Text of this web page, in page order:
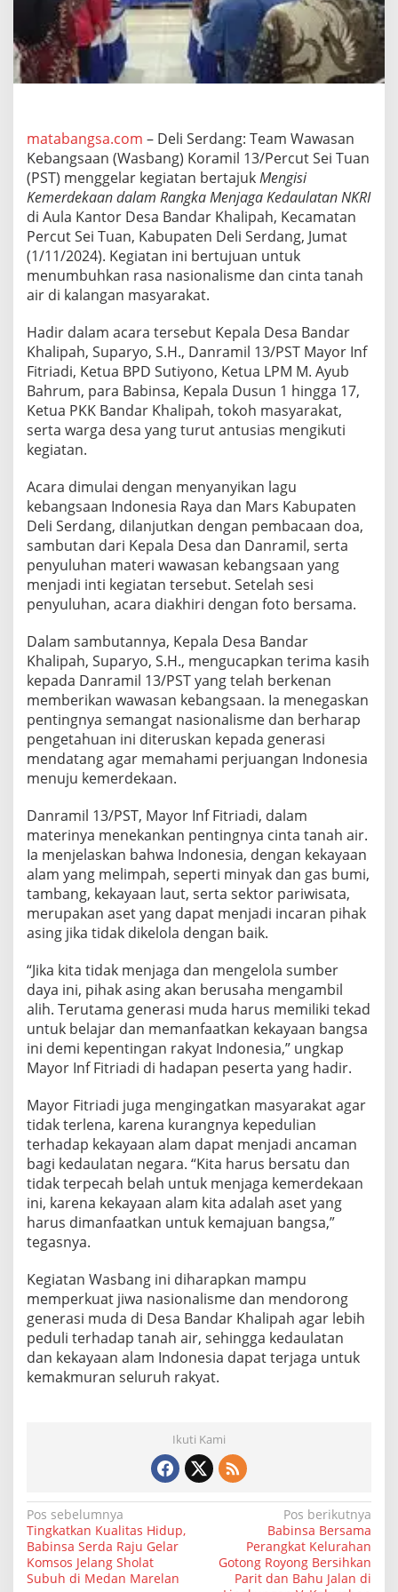
3
G
a
r
K
e
g
i
a
t
a
n
W
w
s
a
n
K
e
b
g
s
a
a
n
d
i
D
a
B
a
n
a
r
K
h
l
i
p
a
h
matabangsa.com – Deli Serdang: Team Wawasan
Kebangsaan (Wasbang) Koramil 13/Percut Sei Tuan
(PST) menggelar kegiatan bertajukMengisi
Kemerdekaan dalam Rangka Menjaga Kedaulatan NKRI
di Aula Kantor Desa Bandar Khalipah, Kecamatan
Percut Sei Tuan, Kabupaten Deli Serdang, Jumat
(1/11/2024). Kegiatan ini bertujuan untuk
menumbuhkan rasa nasionalisme dan cinta tanah
air di kalangan masyarakat.
Hadir dalam acara tersebut Kepala Desa Bandar
Khalipah, Suparyo, S.H., Danramil 13/PST Mayor Inf
Fitriadi, Ketua BPD Sutiyono, Ketua LPM M. Ayub
Bahrum, para Babinsa, Kepala Dusun 1 hingga 17,
Ketua PKK Bandar Khalipah, tokoh masyarakat,
serta warga desa yang turut antusias mengikuti
kegiatan.
Acara dimulai dengan menyanyikan lagu
kebangsaan Indonesia Raya dan Mars Kabupaten
Deli Serdang, dilanjutkan dengan pembacaan doa,
sambutan dari Kepala Desa dan Danramil, serta
penyuluhan materi wawasan kebangsaan yang
menjadi inti kegiatan tersebut. Setelah sesi
penyuluhan, acara diakhiri dengan foto bersama.
Dalam sambutannya, Kepala Desa Bandar
Khalipah, Suparyo, S.H., mengucapkan terima kasih
kepada Danramil 13/PST yang telah berkenan
memberikan wawasan kebangsaan. Ia menegaskan
pentingnya semangat nasionalisme dan berharap
pengetahuan ini diteruskan kepada generasi
mendatang agar memahami perjuangan Indonesia
menuju kemerdekaan.
Danramil 13/PST, Mayor Inf Fitriadi, dalam
materinya menekankan pentingnya cinta tanah air.
Ia menjelaskan bahwa Indonesia, dengan kekayaan
alam yang melimpah, seperti minyak dan gas bumi,
tambang, kekayaan laut, serta sektor pariwisata,
merupakan aset yang dapat menjadi incaran pihak
asing jika tidak dikelola dengan baik.
“Jika kita tidak menjaga dan mengelola sumber
daya ini, pihak asing akan berusaha mengambil
alih. Terutama generasi muda harus memiliki tekad
untuk belajar dan memanfaatkan kekayaan bangsa
ini demi kepentingan rakyat Indonesia,” ungkap
Mayor Inf Fitriadi di hadapan peserta yang hadir.
Mayor Fitriadi juga mengingatkan masyarakat agar
tidak terlena, karena kurangnya kepedulian
terhadap kekayaan alam dapat menjadi ancaman
bagi kedaulatan negara. “Kita harus bersatu dan
tidak terpecah belah untuk menjaga kemerdekaan
ini, karena kekayaan alam kita adalah aset yang
harus dimanfaatkan untuk kemajuan bangsa,”
tegasnya.
Kegiatan Wasbang ini diharapkan mampu
memperkuat jiwa nasionalisme dan mendorong
generasi muda di Desa Bandar Khalipah agar lebih
peduli terhadap tanah air, sehingga kedaulatan
dan kekayaan alam Indonesia dapat terjaga untuk
kemakmuran seluruh rakyat.
Ikuti Kami
N
a
v
Pos sebelumnya
Tingkatkan Kualitas Hidup,
Babinsa Serda Raju Gelar
Komsos Jelang Sholat
Subuh di Medan Marelan
Pos berikutnya
Babinsa Bersama
Perangkat Kelurahan
Gotong Royong Bersihkan
Parit dan Bahu Jalan di